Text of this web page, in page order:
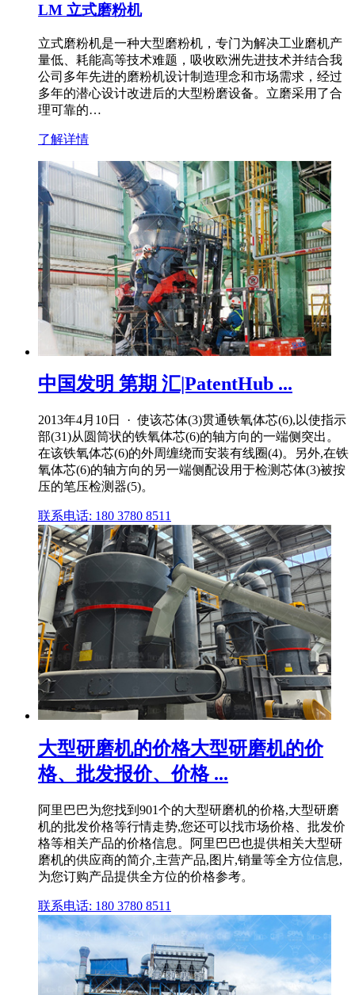
LM 立式磨粉机
立式磨粉机是一种大型磨粉机，专门为解决工业磨机产
量低、耗能高等技术难题，吸收欧洲先进技术并结合我
公司多年先进的磨粉机设计制造理念和市场需求，经过
多年的潜心设计改进后的大型粉磨设备。立磨采用了合
理可靠的…
了解详情
中国发明 第期 汇|PatentHub ...
2013年4月10日 · 使该芯体(3)贯通铁氧体芯(6),以使指示
部(31)从圆筒状的铁氧体芯(6)的轴方向的一端侧突出。
在该铁氧体芯(6)的外周缠绕而安装有线圈(4)。另外,在铁
氧体芯(6)的轴方向的另一端侧配设用于检测芯体(3)被按
压的笔压检测器(5)。
联系电话: 180 3780 8511
大型研磨机的价格大型研磨机的价
格、批发报价、价格 ...
阿里巴巴为您找到901个的大型研磨机的价格,大型研磨
机的批发价格等行情走势,您还可以找市场价格、批发价
格等相关产品的价格信息。阿里巴巴也提供相关大型研
磨机的供应商的简介,主营产品,图片,销量等全方位信息,
为您订购产品提供全方位的价格参考。
联系电话: 180 3780 8511